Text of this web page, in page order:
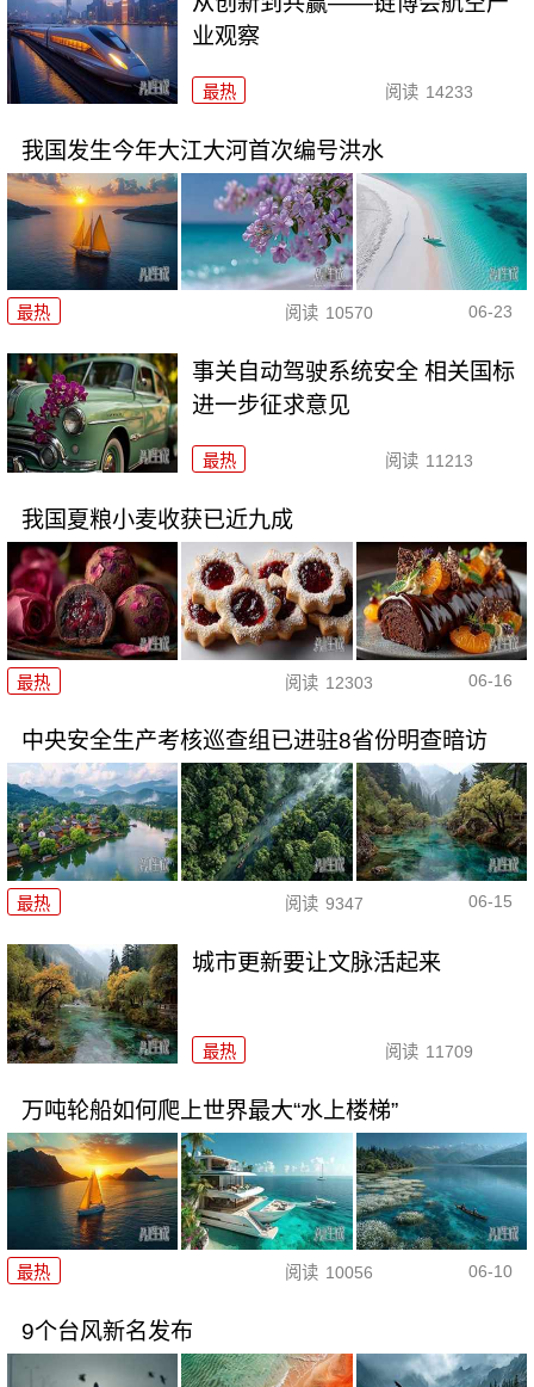
业观察
最热 阅读 14233
我国发生今年大江大河首次编号洪水
最热 阅读 10570 06-23
事关自动驾驶系统安全 相关国标
进一步征求意见
最热 阅读 11213
我国夏粮小麦收获已近九成
最热 阅读 12303 06-16
中央安全生产考核巡查组已进驻8省份明查暗访
最热 阅读 9347 06-15
城市更新要让文脉活起来
最热 阅读 11709
万吨轮船如何爬上世界最大“水上楼梯”
最热 阅读 10056 06-10
9个台风新名发布